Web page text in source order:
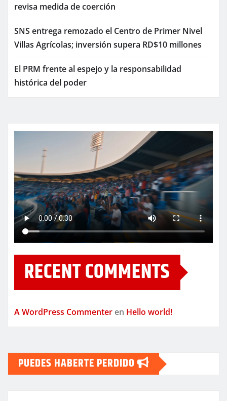
revisa medida de coerción
SNS entrega remozado el Centro de Primer Nivel
Villas Agrícolas; inversión supera RD$10 millones
El PRM frente al espejo y la responsabilidad
histórica del poder
RECENT COMMENTS
A WordPress Commenter en Hello world!
PUEDES HABERTE PERDIDO